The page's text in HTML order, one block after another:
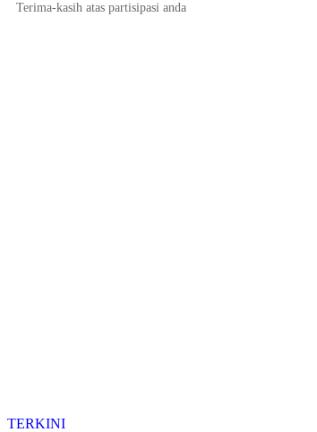
Terima-kasih atas partisipasi anda
TERKINI